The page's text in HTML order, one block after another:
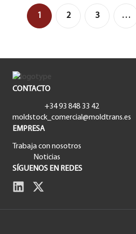
optimicen y la...
1 2 3 …
CONTACTO
+34 93 848 33 42
moldstock_comercial@moldtrans.es
EMPRESA
Trabaja con nosotros
Noticias
SÍGUENOS EN REDES